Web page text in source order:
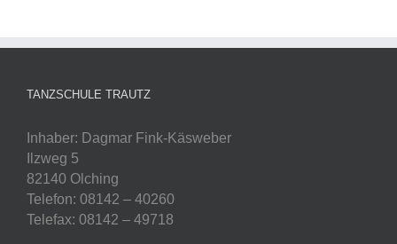
TANZSCHULE TRAUTZ
Inhaber: Dagmar Fink-Käsweber
Ilzweg 5
82140 Olching
Telefon: 08142 – 40260
Telefax: 08142 – 49718